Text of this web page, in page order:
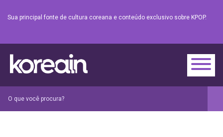
Sua principal fonte de cultura coreana e conteúdo exclusivo sobre KPOP.